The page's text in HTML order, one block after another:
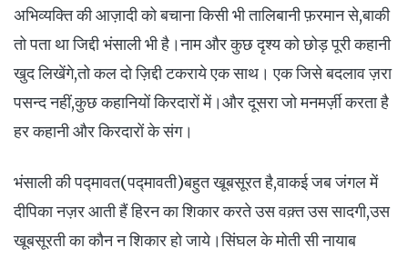
अभिव्यक्ति की आज़ादी को बचाना किसी भी तालिबानी फ़रमान से,बाकी
तो पता था जिद्दी भंसाली भी है।नाम और कुछ दृश्य को छोड़ पूरी कहानी
खुद लिखेंगे,तो कल दो ज़िद्दी टकराये एक साथ। एक जिसे बदलाव ज़रा
पसन्द नहीं,कुछ कहानियों किरदारों में।और दूसरा जो मनमर्ज़ी करता है
हर कहानी और किरदारों के संग।
भंसाली की पद्मावत(पद्मावती)बहुत खूबसूरत है,वाकई जब जंगल में
दीपिका नज़र आती हैं हिरन का शिकार करते उस वक़्त उस सादगी,उस
खूबसूरती का कौन न शिकार हो जाये।सिंघल के मोती सी नायाब